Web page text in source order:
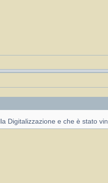
Digitalizzazione e che è stato